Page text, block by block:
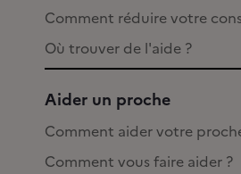
Comment réduire votre
Où trouver de l'aide ?
Aider un proche
Comment aider votre
Comment vous faire aider ?